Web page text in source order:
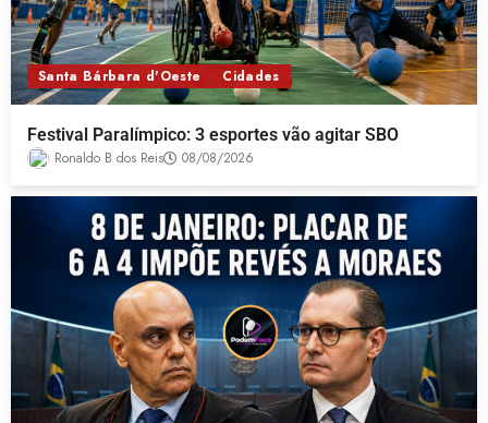
Santa Bárbara d'Oeste Cidades
Festival Paralímpico: 3 esportes vão agitar SBO
Ronaldo B dos Reis 08/08/2026